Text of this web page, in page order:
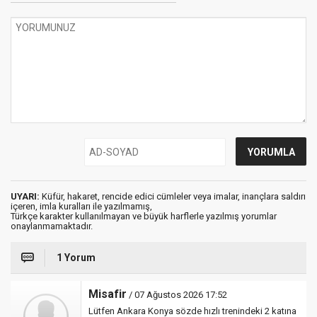
UYARI: Küfür, hakaret, rencide edici cümleler veya imalar, inançlara saldırı
içeren, imla kuralları ile yazılmamış,
Türkçe karakter kullanılmayan ve büyük harflerle yazılmış yorumlar
onaylanmamaktadır.
1 Yorum
Misafir / 07 Ağustos 2026 17:52
Lütfen Ankara Konya sözde hızlı trenindeki 2 katına